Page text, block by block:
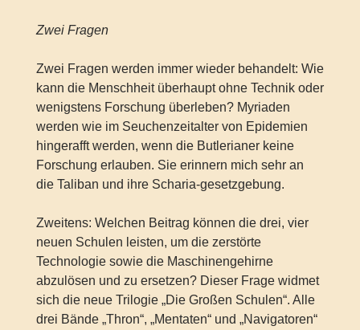
Zwei Fragen
Zwei Fragen werden immer wieder behandelt: Wie
kann die Menschheit überhaupt ohne Technik oder
wenigstens Forschung überleben? Myriaden
werden wie im Seuchenzeitalter von Epidemien
hingerafft werden, wenn die Butlerianer keine
Forschung erlauben. Sie erinnern mich sehr an
die Taliban und ihre Scharia-gesetzgebung.
Zweitens: Welchen Beitrag können die drei, vier
neuen Schulen leisten, um die zerstörte
Technologie sowie die Maschinengehirne
abzulösen und zu ersetzen? Dieser Frage widmet
sich die neue Trilogie „Die Großen Schulen“. Alle
drei Bände „Thron“, „Mentaten“ und „Navigatoren“